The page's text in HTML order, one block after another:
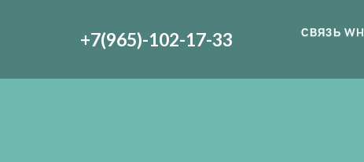
+7(965)-102-17-33 СВЯЗЬ